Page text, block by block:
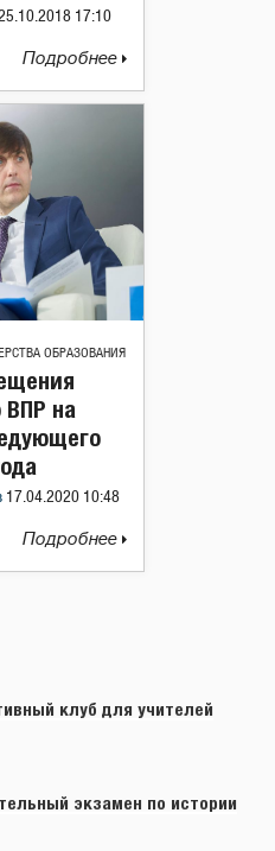
17:10
Подробнее
ОБРАЗОВАНИЯ
ВПР на
17.04.2020 10:48
Подробнее
клуб для учителей
экзамен по истории